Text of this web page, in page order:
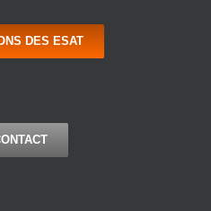
DES ESAT